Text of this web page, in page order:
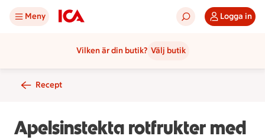
Meny Logga in
Vilken är din butik? Välj butik
Recept
Apelsinstekta rotfrukter med